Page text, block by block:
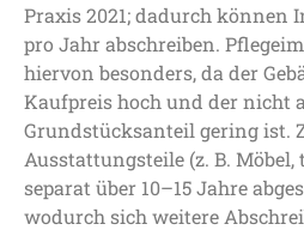
Praxis 2021; dadurch können
pro Jahr abschreiben.
hiervon besonders, da der
Kaufpreis hoch und der nicht
Grundstücksanteil gering ist.
Ausstattungsteile (z. B.
separat über 10–15 Jahre
wodurch sich weitere